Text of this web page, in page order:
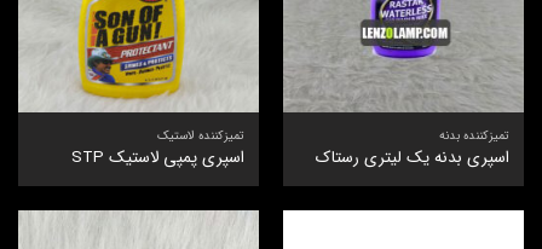
تمیزکننده بدنه
اسپری بدنه یک لیتری رستاک
تمیزکننده لاستیک
اسپری پمپی لاستیک STP